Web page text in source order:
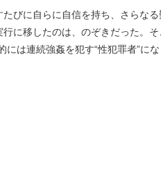
びに自らに自信を持ち、さらな
に移したのは、のぞきだった。
には連続強姦を犯す“性犯罪者”に